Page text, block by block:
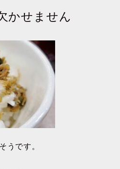
かせません
うです。